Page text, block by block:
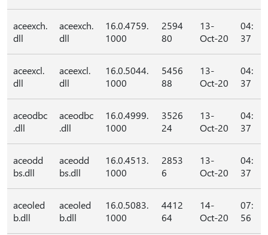
aceexch.
dll
aceexch.
dll
16.0.4759.
1000
2594
80
13-
Oct-20
04:
37
aceexcl.
dll
aceexcl.
dll
16.0.5044.
1000
5456
88
13-
Oct-20
04:
37
aceodbc
.dll
aceodbc
.dll
16.0.4999.
1000
3526
24
13-
Oct-20
04:
37
aceodd
bs.dll
aceodd
bs.dll
16.0.4513.
1000
2853
6
13-
Oct-20
04:
37
aceoled
b.dll
aceoled
b.dll
16.0.5083.
1000
4412
64
14-
Oct-20
07:
56